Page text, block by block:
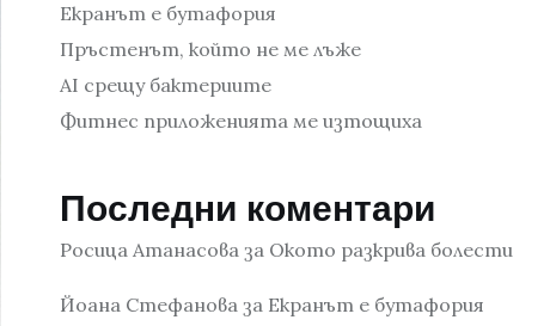
Екранът е бутафория
Пръстенът, който не ме лъже
AI срещу бактериите
Фитнес приложенията ме изтощиха
Последни коментари
Росица Атанасова за Окото разкрива болести
Йоана Стефанова за Екранът е бутафория